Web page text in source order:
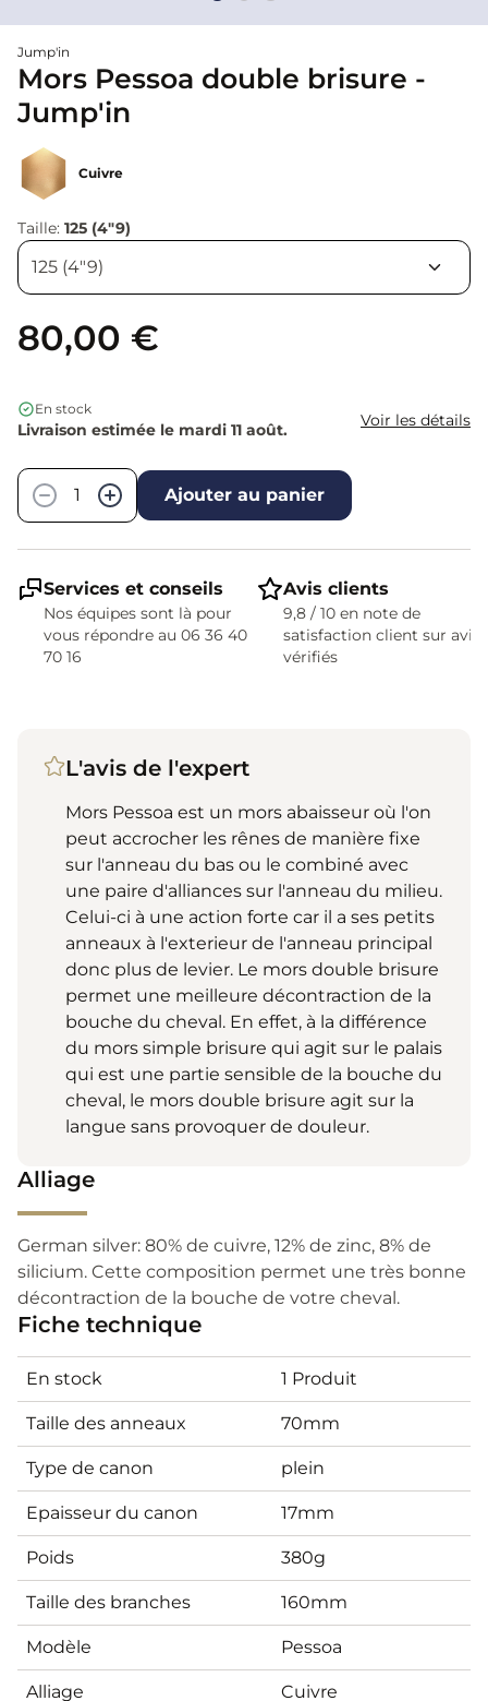
Jump'in
Mors Pessoa double brisure -
Jump'in
Cuivre
Taille: 125 (4"9)
80,00 €
En stock
Livraison estimée le mardi 11 août. Voir les détails
−
+ Ajouter au panier
Services et conseils
Nos équipes sont là pour
vous répondre au 06 36 40
70 16
Avis clients
9,8 / 10 en note de
satisfaction client sur avis
vérifiés
L'avis de l'expert
Mors Pessoa est un mors abaisseur où l'on
peut accrocher les rênes de manière fixe
sur l'anneau du bas ou le combiné avec
une paire d'alliances sur l'anneau du milieu.
Celui-ci à une action forte car il a ses petits
anneaux à l'exterieur de l'anneau principal
donc plus de levier. Le mors double brisure
permet une meilleure décontraction de la
bouche du cheval. En effet, à la différence
du mors simple brisure qui agit sur le palais
qui est une partie sensible de la bouche du
cheval, le mors double brisure agit sur la
langue sans provoquer de douleur.
Alliage
German silver: 80% de cuivre, 12% de zinc, 8% de
silicium. Cette composition permet une très bonne
décontraction de la bouche de votre cheval.
Fiche technique
En stock 1 Produit
Taille des anneaux 70mm
Type de canon plein
Epaisseur du canon 17mm
Poids 380g
Taille des branches 160mm
Modèle Pessoa
Alliage Cuivre